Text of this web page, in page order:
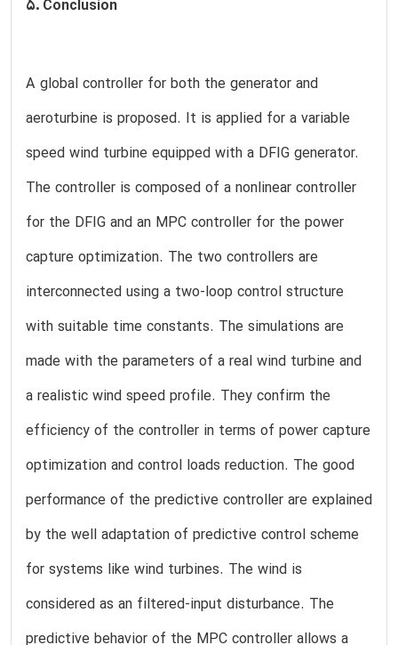
5. Conclusion
A global controller for both the generator and
aeroturbine is proposed. It is applied for a variable
speed wind turbine equipped with a DFIG generator.
The controller is composed of a nonlinear controller
for the DFIG and an MPC controller for the power
capture optimization. The two controllers are
interconnected using a two-loop control structure
with suitable time constants. The simulations are
made with the parameters of a real wind turbine and
a realistic wind speed profile. They confirm the
efficiency of the controller in terms of power capture
optimization and control loads reduction. The good
performance of the predictive controller are explained
by the well adaptation of predictive control scheme
for systems like wind turbines. The wind is
considered as an filtered-input disturbance. The
predictive behavior of the MPC controller allows a